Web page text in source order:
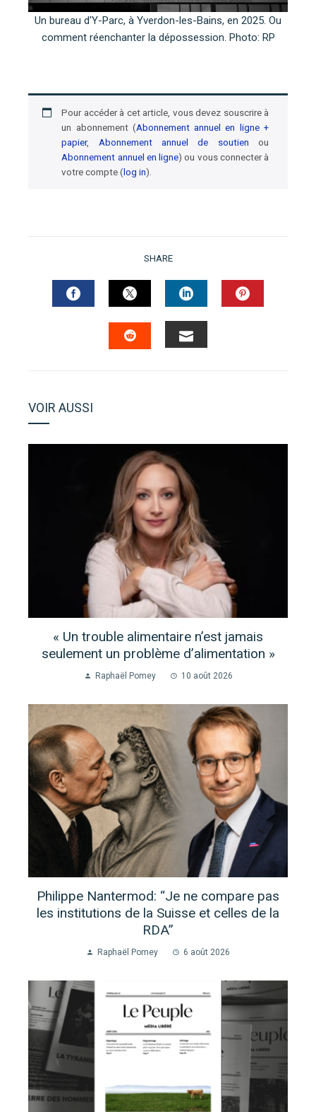
Un bureau d'Y-Parc, à Yverdon-les-Bains, en 2025. Ou
comment réenchanter la dépossession. Photo: RP
Pour accéder à cet article, vous devez souscrire à
un abonnement (Abonnement annuel en ligne +
papier, Abonnement annuel de soutien ou
Abonnement annuel en ligne) ou vous connecter à
votre compte (log in).
SHARE
FACEBOOKTWITTERLINKEDIN
VOIR AUSSI
« Un trouble alimentaire n’est jamais
seulement un problème d’alimentation »
Raphaël Pomey 10 août 2026
Philippe Nantermod: “Je ne compare pas
les institutions de la Suisse et celles de la
RDA”
Raphaël Pomey 6 août 2026